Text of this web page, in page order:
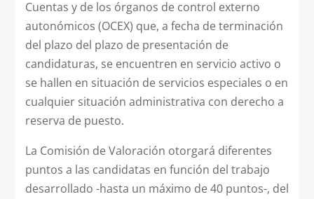
Cuentas y de los órganos de control externo
autonómicos (OCEX) que, a fecha de terminación
del plazo del plazo de presentación de
candidaturas, se encuentren en servicio activo o
se hallen en situación de servicios especiales o en
cualquier situación administrativa con derecho a
reserva de puesto.
La Comisión de Valoración otorgará diferentes
puntos a las candidatas en función del trabajo
desarrollado -hasta un máximo de 40 puntos-, del